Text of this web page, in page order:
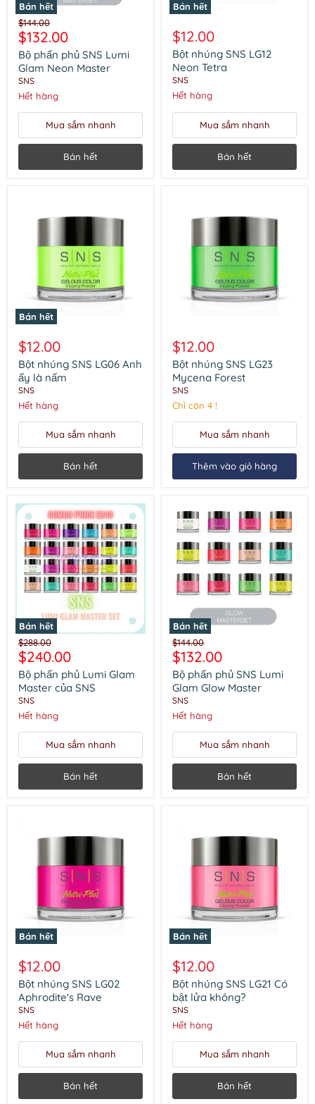
Bán hết
Bộ
phấn
phủ
SNS
Lumi
Glam
Neon
Master
Giá
gốc
$144.00
Giá
hiện
tại
$132.00
Bộ phấn phủ SNS Lumi
Glam Neon Master
SNS
Hết hàng
Mua sắm nhanh
Bán hết
Bán hết
nhúng
SNS
LG12
Neon
Tetra
$12.00
Bột nhúng SNS LG12
Neon Tetra
SNS
Hết hàng
Mua sắm nhanh
Bán hết
Bán hết
nhúng
SNS
LG06
Anh
ấy
là
nấm
$12.00
Bột nhúng SNS LG06 Anh
ấy là nấm
SNS
Hết hàng
Mua sắm nhanh
Bán hết
nhúng
SNS
LG23
Mycena
Forest
$12.00
Bột nhúng SNS LG23
Mycena Forest
SNS
Chỉ còn 4 !
Mua sắm nhanh
Thêm vào giỏ hàng
Bán hết
Bộ
phấn
phủ
Lumi
Glam
Master
của
SNS
Giá
gốc
$288.00
Giá
hiện
tại
$240.00
Bộ phấn phủ Lumi Glam
Master của SNS
SNS
Hết hàng
Mua sắm nhanh
Bán hết
Bán hết
Bộ
phấn
phủ
SNS
Lumi
Glam
Glow
Master
Giá
gốc
$144.00
Giá
hiện
tại
$132.00
Bộ phấn phủ SNS Lumi
Glam Glow Master
SNS
Hết hàng
Mua sắm nhanh
Bán hết
Bán hết
nhúng
SNS
LG02
Aphrodite's
Rave
$12.00
Bột nhúng SNS LG02
Aphrodite's Rave
SNS
Hết hàng
Mua sắm nhanh
Bán hết
Bán hết
nhúng
SNS
LG21
Có
bật
lửa
không?
$12.00
Bột nhúng SNS LG21 Có
bật lửa không?
SNS
Hết hàng
Mua sắm nhanh
Bán hết